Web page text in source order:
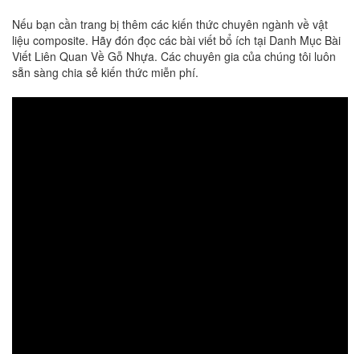
Nếu bạn cần trang bị thêm các kiến thức chuyên ngành về vật
liệu composite. Hãy đón đọc các bài viết bổ ích tại Danh Mục Bài
Viết Liên Quan Về Gỗ Nhựa. Các chuyên gia của chúng tôi luôn
sẵn sàng chia sẻ kiến thức miễn phí.